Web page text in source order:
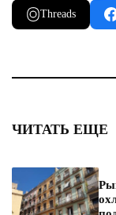
Threads
ЧИТАТЬ ЕЩЕ